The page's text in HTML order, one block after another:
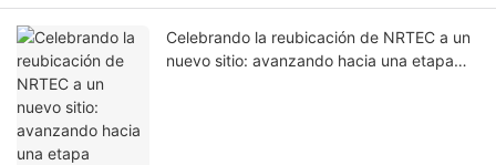
Celebrando la reubicación de NRTEC a un
nuevo sitio: avanzando hacia una etapa